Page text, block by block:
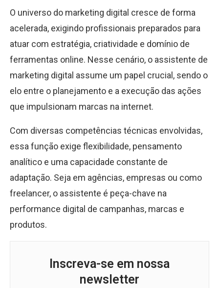
O universo do marketing digital cresce de forma
acelerada, exigindo profissionais preparados para
atuar com estratégia, criatividade e domínio de
ferramentas online. Nesse cenário, o assistente de
marketing digital assume um papel crucial, sendo o
elo entre o planejamento e a execução das ações
que impulsionam marcas na internet.
Com diversas competências técnicas envolvidas,
essa função exige flexibilidade, pensamento
analítico e uma capacidade constante de
adaptação. Seja em agências, empresas ou como
freelancer, o assistente é peça-chave na
performance digital de campanhas, marcas e
produtos.
Inscreva-se em nossa
newsletter